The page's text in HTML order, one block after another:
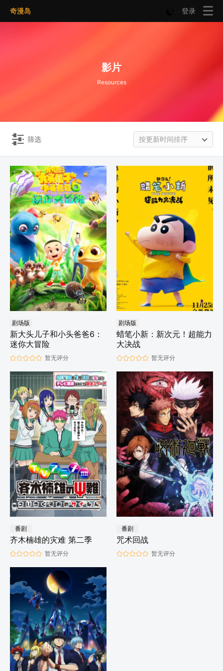
奇漫岛 登录
影片
Resources
筛选 按更新时间排序
剧场版
新大头儿子和小头爸爸6：
迷你大冒险
暂无评分
剧场版
蜡笔小新：新次元！超能力
大决战
暂无评分
番剧
齐木楠雄的灾难 第二季
暂无评分
番剧
咒术回战
暂无评分